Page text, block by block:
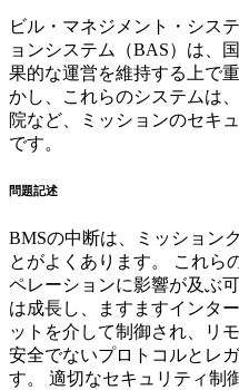
ビル・マネジメント・シス
ョンシステム（BAS）は、
果的な運営を維持する上で
かし、これらのシステムは
院など、ミッションのセキ
です。
問題記述
BMSの中断は、ミッション
とがよくあります。 これら
ペレーションに影響が及ぶ
は成長し、ますますインタ
ットを介して制御され、リ
安全でないプロトコルとレ
す。 適切なセキュリティ制